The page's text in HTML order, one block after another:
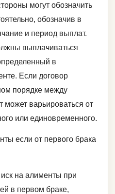
могут обозначить
обозначив в
и период выплат.
выплачиваться
в
Если договор
порядке между
может варьироваться от
или единовременного.
если от первого брака
на алименты при
в первом браке,